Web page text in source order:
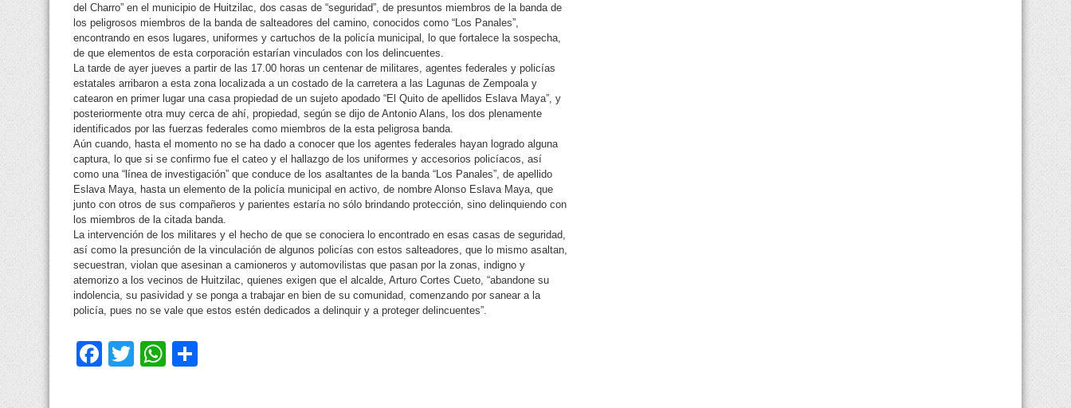
del Charro” en el municipio de Huitzilac, dos casas de “seguridad”, de presuntos miembros de la banda de
los peligrosos miembros de la banda de salteadores del camino, conocidos como “Los Panales”,
encontrando en esos lugares, uniformes y cartuchos de la policía municipal, lo que fortalece la sospecha,
de que elementos de esta corporación estarían vinculados con los delincuentes.
La tarde de ayer jueves a partir de las 17.00 horas un centenar de militares, agentes federales y policías
estatales arribaron a esta zona localizada a un costado de la carretera a las Lagunas de Zempoala y
catearon en primer lugar una casa propiedad de un sujeto apodado “El Quito de apellidos Eslava Maya”, y
posteriormente otra muy cerca de ahí, propiedad, según se dijo de Antonio Alans, los dos plenamente
identificados por las fuerzas federales como miembros de la esta peligrosa banda.
Aún cuando, hasta el momento no se ha dado a conocer que los agentes federales hayan logrado alguna
captura, lo que si se confirmo fue el cateo y el hallazgo de los uniformes y accesorios policíacos, así
como una “línea de investigación” que conduce de los asaltantes de la banda “Los Panales”, de apellido
Eslava Maya, hasta un elemento de la policía municipal en activo, de nombre Alonso Eslava Maya, que
junto con otros de sus compañeros y parientes estaría no sólo brindando protección, sino delinquiendo con
los miembros de la citada banda.
La intervención de los militares y el hecho de que se conociera lo encontrado en esas casas de seguridad,
así como la presunción de la vinculación de algunos policías con estos salteadores, que lo mismo asaltan,
secuestran, violan que asesinan a camioneros y automovilistas que pasan por la zonas, indigno y
atemorizo a los vecinos de Huitzilac, quienes exigen que el alcalde, Arturo Cortes Cueto, “abandone su
indolencia, su pasividad y se ponga a trabajar en bien de su comunidad, comenzando por sanear a la
policía, pues no se vale que estos estén dedicados a delinquir y a proteger delincuentes”.
Facebook
TwitterWhatsApp